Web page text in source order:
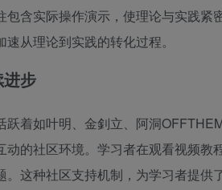
包含实际操作演示，使理论与实践
从理论到实践的转化过程。
步
跃着如叶明、金釗立、阿洞
动的社区环境。学习者在观看视频
。这种社区支持机制，为学习者提